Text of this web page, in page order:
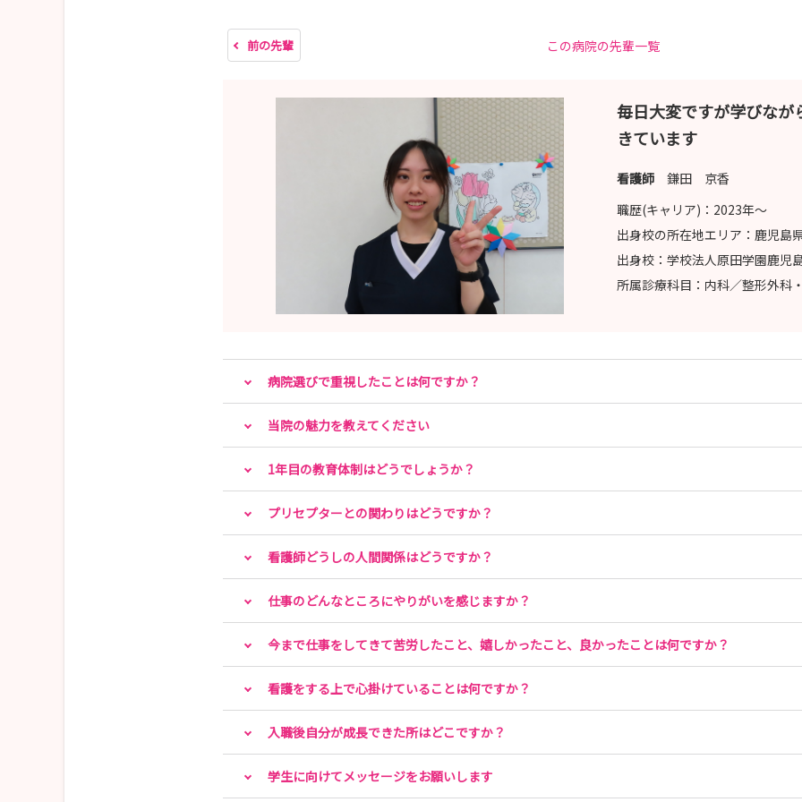
前の先輩 この病院の先輩一覧
毎日大変ですが学びなが
きています
看護師 鎌田 京香
職歴(キャリア)： 2023年〜
出身校の所在地エリア： 鹿児島
出身校： 学校法人原田学園鹿児
所属診療科目： 内科／整形外科
病院選びで重視したことは何ですか？
当院の魅力を教えてください
1年目の教育体制はどうでしょうか？
プリセプターとの関わりはどうですか？
看護師どうしの人間関係はどうですか？
仕事のどんなところにやりがいを感じますか？
今まで仕事をしてきて苦労したこと、嬉しかったこと、良かったことは何ですか？
看護をする上で心掛けていることは何ですか？
入職後自分が成長できた所はどこですか？
学生に向けてメッセージをお願いします